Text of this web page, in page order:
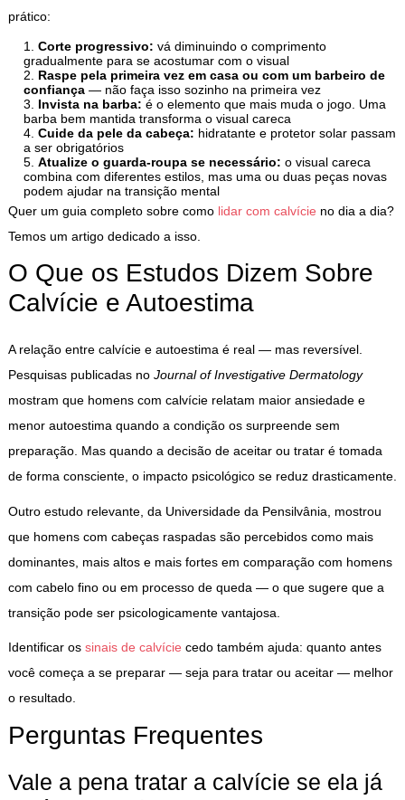
prático:
Corte progressivo: vá diminuindo o comprimento
gradualmente para se acostumar com o visual
Raspe pela primeira vez em casa ou com um barbeiro de
confiança — não faça isso sozinho na primeira vez
Invista na barba: é o elemento que mais muda o jogo. Uma
barba bem mantida transforma o visual careca
Cuide da pele da cabeça: hidratante e protetor solar passam
a ser obrigatórios
Atualize o guarda-roupa se necessário: o visual careca
combina com diferentes estilos, mas uma ou duas peças novas
podem ajudar na transição mental
Quer um guia completo sobre como lidar com calvície no dia a dia?
Temos um artigo dedicado a isso.
O Que os Estudos Dizem Sobre
Calvície e Autoestima
A relação entre calvície e autoestima é real — mas reversível.
Pesquisas publicadas no Journal of Investigative Dermatology
mostram que homens com calvície relatam maior ansiedade e
menor autoestima quando a condição os surpreende sem
preparação. Mas quando a decisão de aceitar ou tratar é tomada
de forma consciente, o impacto psicológico se reduz drasticamente.
Outro estudo relevante, da Universidade da Pensilvânia, mostrou
que homens com cabeças raspadas são percebidos como mais
dominantes, mais altos e mais fortes em comparação com homens
com cabelo fino ou em processo de queda — o que sugere que a
transição pode ser psicologicamente vantajosa.
Identificar os sinais de calvície cedo também ajuda: quanto antes
você começa a se preparar — seja para tratar ou aceitar — melhor
o resultado.
Perguntas Frequentes
Vale a pena tratar a calvície se ela já